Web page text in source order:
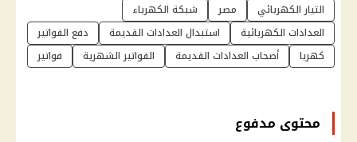
التيار الكهربائي
مصر
شبكة الكهرباء
العدادات الكهربائية
استبدال العدادات القديمة
دفع الفواتير
كهربا
أصحاب العدادات القديمة الفواتير الشهرية فواتير
محتوى مدفوع